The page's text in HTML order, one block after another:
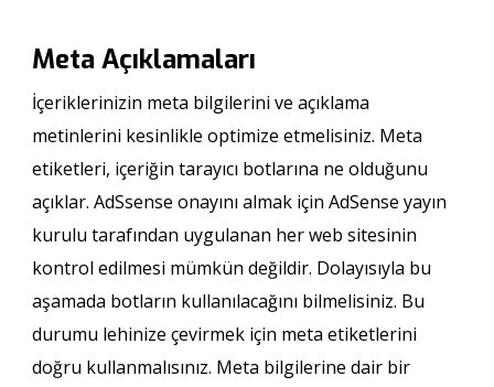
Meta Açıklamaları
İçeriklerinizin meta bilgilerini ve açıklama
metinlerini kesinlikle optimize etmelisiniz. Meta
etiketleri, içeriğin tarayıcı botlarına ne olduğunu
açıklar. AdSsense onayını almak için AdSense yayın
kurulu tarafından uygulanan her web sitesinin
kontrol edilmesi mümkün değildir. Dolayısıyla bu
aşamada botların kullanılacağını bilmelisiniz. Bu
durumu lehinize çevirmek için meta etiketlerini
doğru kullanmalısınız. Meta bilgilerine dair bir